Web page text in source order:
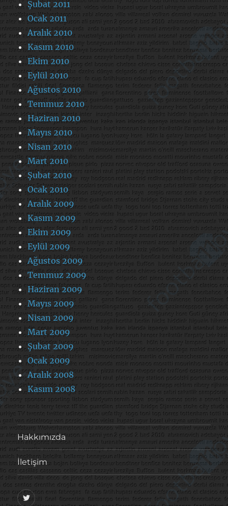
Şubat 2011
Ocak 2011
Aralık 2010
Kasım 2010
Ekim 2010
Eylül 2010
Ağustos 2010
Temmuz 2010
Haziran 2010
Mayıs 2010
Nisan 2010
Mart 2010
Şubat 2010
Ocak 2010
Aralık 2009
Kasım 2009
Ekim 2009
Eylül 2009
Ağustos 2009
Temmuz 2009
Haziran 2009
Mayıs 2009
Nisan 2009
Mart 2009
Şubat 2009
Ocak 2009
Aralık 2008
Kasım 2008
Hakkımızda
İletişim
@footballove